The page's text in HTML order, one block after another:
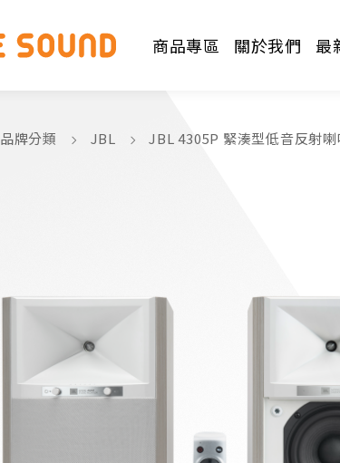
請選擇商品分類
商品專區 關於我們 最
品牌分類 JBL JBL 4305P 緊湊型低音反射